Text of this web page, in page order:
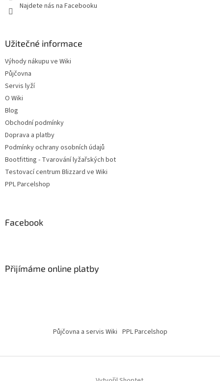
Najdete nás na Facebooku
Užitečné informace
Výhody nákupu ve Wiki
Půjčovna
Servis lyží
O Wiki
Blog
Obchodní podmínky
Doprava a platby
Podmínky ochrany osobních údajů
Bootfitting - Tvarování lyžařských bot
Testovací centrum Blizzard ve Wiki
PPL Parcelshop
Facebook
Přijímáme online platby
Půjčovna a servis Wiki PPL Parcelshop